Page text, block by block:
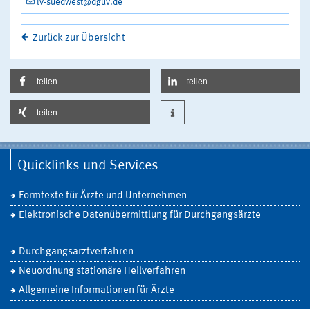
lv-suedwest@dguv.de
Zurück zur Übersicht
teilen teilen
teilen
Quicklinks und Services
Formtexte für Ärzte und Unternehmen
Elektronische Datenübermittlung für Durchgangsärzte
Durchgangsarztverfahren
Neuordnung stationäre Heilverfahren
Allgemeine Informationen für Ärzte